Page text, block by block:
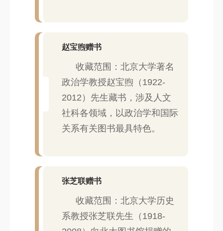
赵宝煦赠书
收藏范围：北京大学著名
政治学教授赵宝煦（1922-
2012）先生藏书，涉及人文
社科各领域，以政治学和国际
关系有关图书最具特色。
张芝联赠书
收藏范围：北京大学历史
系教授张芝联先生（1918-